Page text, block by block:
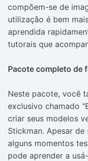
compõem-se de
utilização é bem
aprendida
tutorais que
Pacote completo de
Neste pacote, você
exclusivo chamado
criar seus modelos
Stickman. Apesar
alguns momentos
pode aprender a